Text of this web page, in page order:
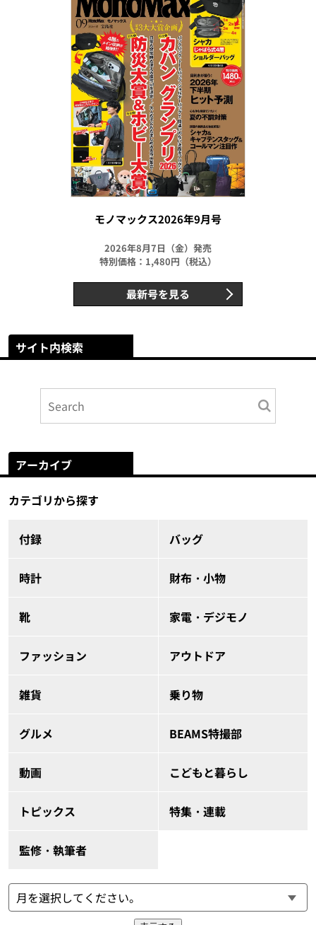
モノマックス2026年9月号
2026年8月7日（金）発売
特別価格：1,480円（税込）
最新号を見る
サイト内検索
アーカイブ
カテゴリから探す
付録 バッグ
時計 財布・小物
靴 家電・デジモノ
ファッション アウトドア
雑貨 乗り物
グルメ BEAMS特撮部
動画 こどもと暮らし
トピックス 特集・連載
監修・執筆者